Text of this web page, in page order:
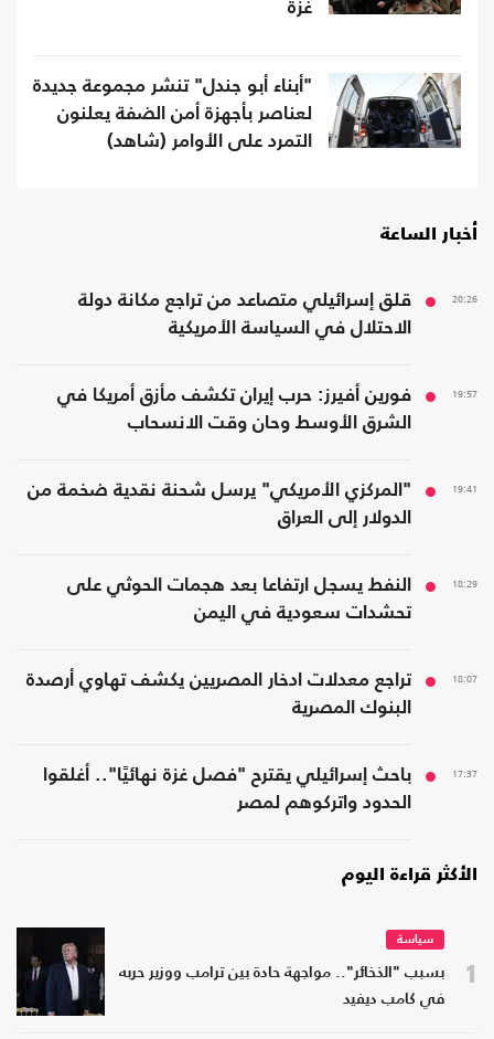
غزة
"أبناء أبو جندل" تنشر مجموعة جديدة
لعناصر بأجهزة أمن الضفة يعلنون
التمرد على الأوامر (شاهد)
أخبار الساعة
20:26
قلق إسرائيلي متصاعد من تراجع مكانة دولة
الاحتلال في السياسة الأمريكية
19:57
فورين أفيرز: حرب إيران تكشف مأزق أمريكا في
الشرق الأوسط وحان وقت الانسحاب
19:41
"المركزي الأمريكي" يرسل شحنة نقدية ضخمة من
الدولار إلى العراق
18:29
النفط يسجل ارتفاعا بعد هجمات الحوثي على
تحشدات سعودية في اليمن
18:07
تراجع معدلات ادخار المصريين يكشف تهاوي أرصدة
البنوك المصرية
17:37
باحث إسرائيلي يقترح "فصل غزة نهائيًا".. أغلقوا
الحدود واتركوهم لمصر
الأكثر قراءة اليوم
1
سياسة
بسبب "الذخائر".. مواجهة حادة بين ترامب ووزير حربه
في كامب ديفيد